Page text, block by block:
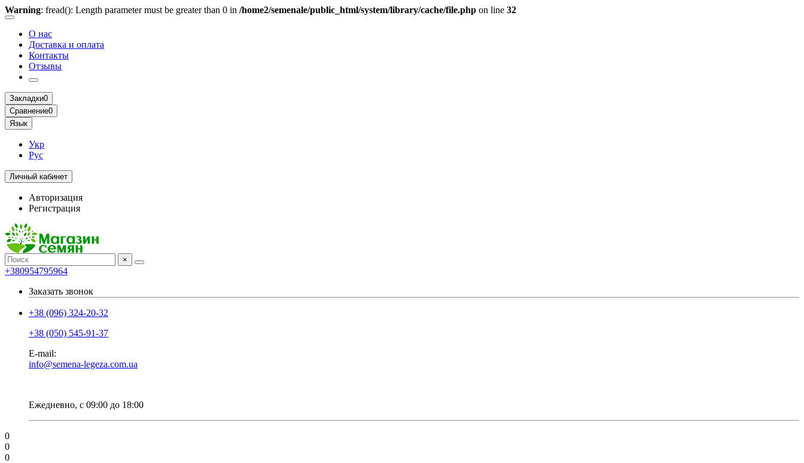
Warning: fread(): Length parameter must be greater than 0 in /home2/semenale/public_html/system/library/cache/file.php on line 32
О нас
Доставка и оплата
Контакты
Отзывы
Закладки0
Сравнение0
Язык
Укр
Рус
Личный кабинет
Авторизация
Регистрация
×
+380954795964
Заказать звонок
+38 (096) 324-20-32
+38 (050) 545-91-37
E-mail:
info@semena-legeza.com.ua
Ежедневно, с 09:00 до 18:00
0
0
0